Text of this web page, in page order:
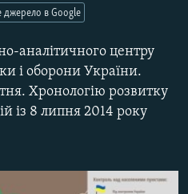
аналітичного центру
і оборони України.
Хронологію розвитку
із 8 липня 2014 року
джерело в Google